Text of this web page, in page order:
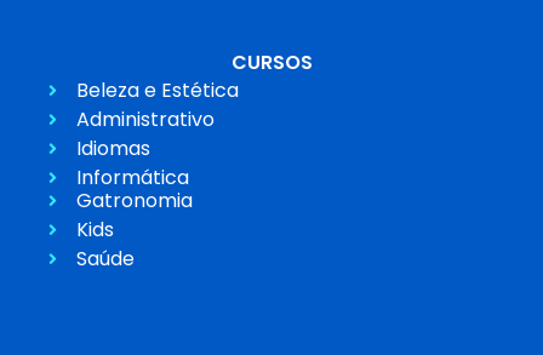
CURSOS
Beleza e Estética
Administrativo
Idiomas
Informática
Gatronomia
Kids
Saúde